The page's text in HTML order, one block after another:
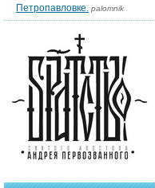
Петропавловке. palomnik